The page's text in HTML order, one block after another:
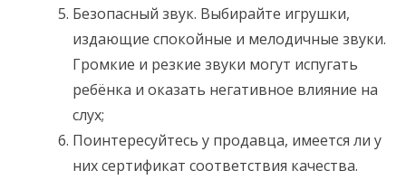
Безопасный звук. Выбирайте игрушки,
издающие спокойные и мелодичные звуки.
Громкие и резкие звуки могут испугать
ребёнка и оказать негативное влияние на
слух;
Поинтересуйтесь у продавца, имеется ли у
них сертификат соответствия качества.